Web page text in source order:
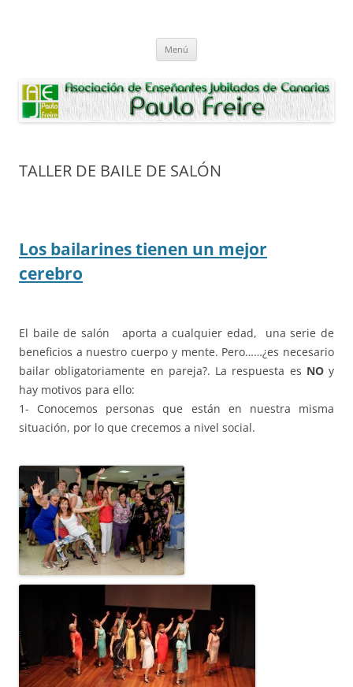
Paulo Freire
Menú
TALLER DE BAILE DE SALÓN
Los bailarines tienen un mejor
cerebro
El baile de salón aporta a cualquier edad, una serie de
beneficios a nuestro cuerpo y mente. Pero……¿es necesario
bailar obligatoriamente en pareja?. La respuesta es NOy
hay motivos para ello:
1- Conocemos personas que están en nuestra misma
situación, por lo que crecemos a nivel social.